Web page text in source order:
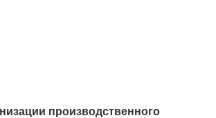
производственного